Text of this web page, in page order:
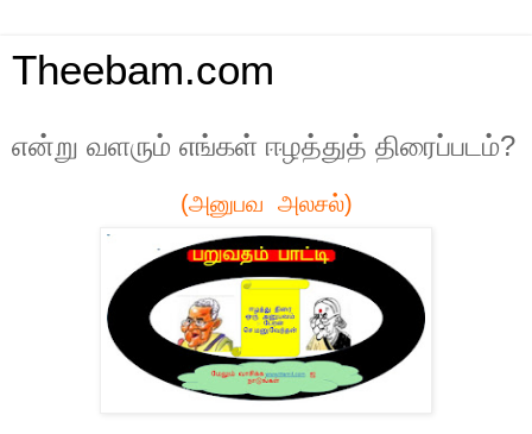
Theebam.com
என்று வளரும் எங்கள் ஈழத்துத் திரைப்படம்?
(அனுபவ அலசல்)